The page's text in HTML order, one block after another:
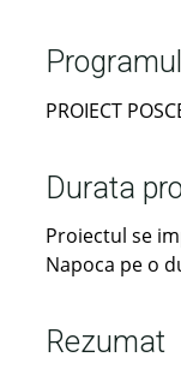
PROIECT
Durata
Proiectul se
Napoca pe o
Rezumat